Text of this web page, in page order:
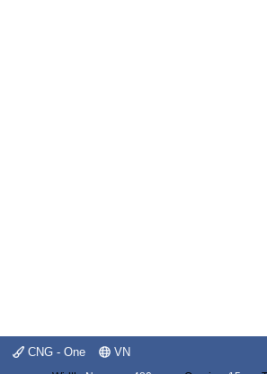
CNG - One VN